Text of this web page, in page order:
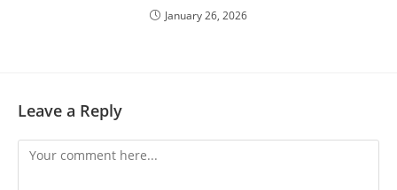
January 26, 2026
Leave a Reply
Comment